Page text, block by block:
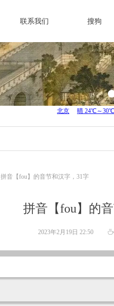
联系我们 搜狗
拼音【fou】的
2023年2月19日 22:50 ꄘ
拼音【fou】的音节和汉字，31字